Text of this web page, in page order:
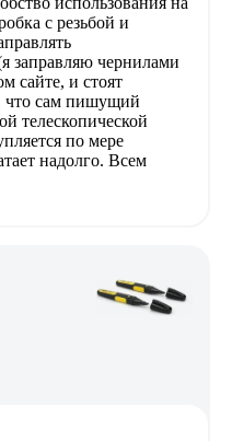
с резьбой и
заправляю чернилами
сайте, и стоят
что сам пишущий
телескопической
по мере
надолго. Всем